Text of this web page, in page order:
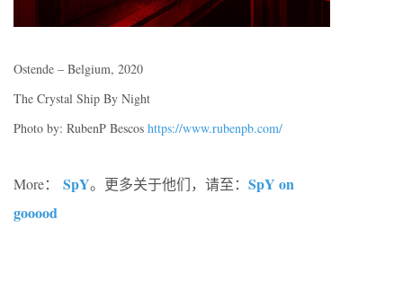
Ostende – Belgium, 2020
The Crystal Ship By Night
Photo by: RubenP Bescos https://www.rubenpb.com/
More： SpY。更多关于他们，请至： SpY on
gooood